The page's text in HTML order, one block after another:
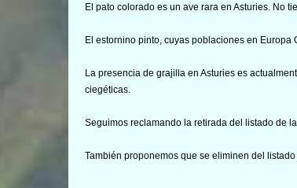
El pato colorado es un ave rara en Asturies. No
El estornino pinto, cuyas poblaciones en
La presencia de grajilla en Asturies es
ciegéticas.
Seguimos reclamando la retirada del listado de
También proponemos que se eliminen del